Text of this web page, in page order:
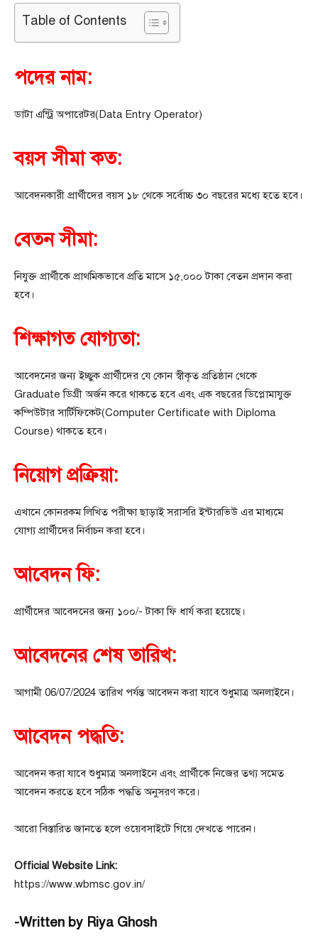
Table of Contents
পদের নাম:
ডাটা এন্ট্রি অপারেটর(Data Entry Operator)
বয়স সীমা কত:
আবেদনকারী প্রার্থীদের বয়স ১৮ থেকে সর্বোচ্চ ৩০ বছরের মধ্যে হতে হবে।
বেতন সীমা:
নিযুক্ত প্রার্থীকে প্রাথমিকভাবে প্রতি মাসে ১৫,০০০ টাকা বেতন প্রদান করা
হবে।
শিক্ষাগত যোগ্যতা:
আবেদনের জন্য ইচ্ছুক প্রার্থীদের যে কোন স্বীকৃত প্রতিষ্ঠান থেকে
Graduate ডিগ্রী অর্জন করে থাকতে হবে এবং এক বছরের ডিপ্লোমাযুক্ত
কম্পিউটার সার্টিফিকেট(Computer Certificate with Diploma
Course) থাকতে হবে।
নিয়োগ প্রক্রিয়া:
এখানে কোনরকম লিখিত পরীক্ষা ছাড়াই সরাসরি ইন্টারভিউ এর মাধ্যমে
যোগ্য প্রার্থীদের নির্বাচন করা হবে।
আবেদন ফি:
প্রার্থীদের আবেদনের জন্য ১০০/- টাকা ফি ধার্য করা হয়েছে।
আবেদনের শেষ তারিখ:
আগামী 06/07/2024 তারিখ পর্যন্ত আবেদন করা যাবে শুধুমাত্র অনলাইনে।
আবেদন পদ্ধতি:
আবেদন করা যাবে শুধুমাত্র অনলাইনে এবং প্রার্থীকে নিজের তথ্য সমেত
আবেদন করতে হবে সঠিক পদ্ধতি অনুসরণ করে।
আরো বিস্তারিত জানতে হলে ওয়েবসাইটে গিয়ে দেখতে পারেন।
Official Website Link:
https://www.wbmsc.gov.in/
-Written by Riya Ghosh